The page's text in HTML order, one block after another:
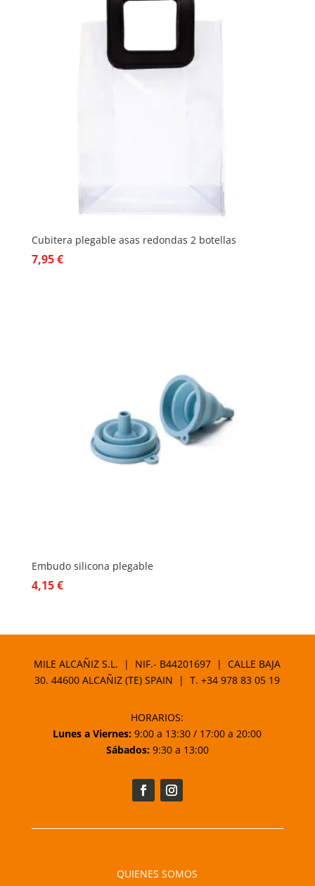
Cubitera plegable asas redondas 2 botellas
7,95€
Embudo silicona plegable
4,15€
MILE ALCAÑIZ S.L. | NIF.- B44201697 | CALLE BAJA
30. 44600 ALCAÑIZ (TE) SPAIN | T.+34 978 83 05 19
HORARIOS:
Lunes a Viernes: 9:00 a 13:30 / 17:00 a 20:00
Sábados:9:30 a 13:00
QUIENES SOMOS